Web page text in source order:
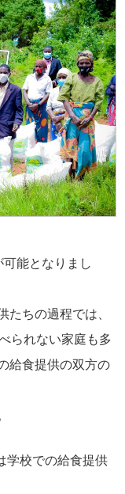
能となりまし
たちの過程では、
られない家庭も多
給食提供の双方の
学校での給食提供